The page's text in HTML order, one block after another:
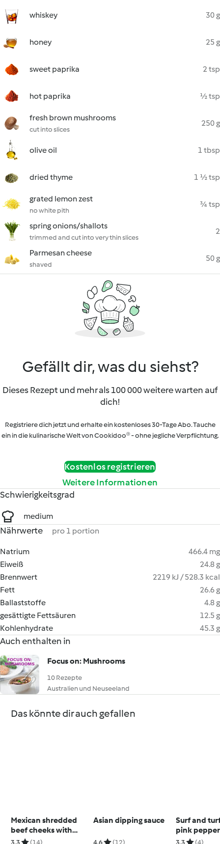
whiskey 30 g
honey 25 g
sweet paprika 2 tsp
hot paprika ½ tsp
fresh brown mushrooms
cut into slices
250 g
olive oil 1 tbsp
dried thyme 1 ½ tsp
grated lemon zest
no white pith
¾ tsp
spring onions/shallots
trimmed and cut into very thin slices
2
Parmesan cheese
shaved
50 g
Gefällt dir, was du siehst?
Dieses Rezept und mehr als 100 000 weitere warten auf
dich!
Registriere dich jetzt und erhalte ein kostenloses 30-Tage Abo. Tauche
ein in die kulinarische Welt von Cookidoo® - ohne jegliche Verpflichtung.
Kostenlos registrieren
Weitere Informationen
Schwierigkeitsgrad
medium
Nährwerte pro 1 portion
Natrium
466.4 mg
Eiweiß
24.8 g
Brennwert
2219 kJ / 528.3 kcal
Fett
26.6 g
Ballaststoffe
4.8 g
gesättigte Fettsäuren
12.5 g
Kohlenhydrate
45.3 g
Auch enthalten in
Focus on: Mushrooms
10 Rezepte
Australien und Neuseeland
Das könnte dir auch gefallen
Mexican shredded
beef cheeks with
quinoa chia tortillas
3.3 (14)
Asian dipping sauce
4.6 (12)
Surf and
pink
sauce
3.3 (4)